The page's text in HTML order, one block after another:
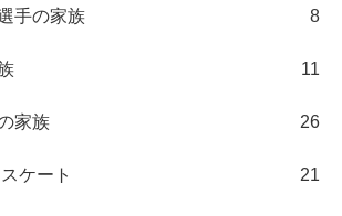
手の家族 8
11
家族 26
ケート 21